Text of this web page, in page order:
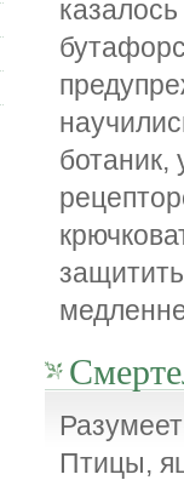
ботаник,
Птицы,